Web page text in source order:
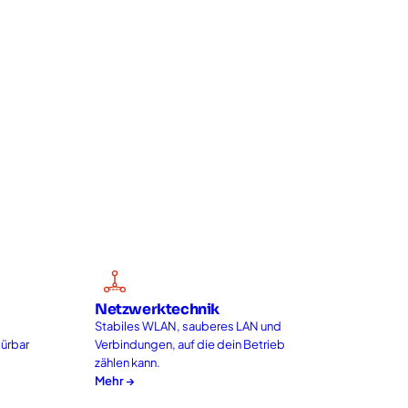
Netzwerktechnik
Stabiles WLAN, sauberes LAN und
Verbindungen, auf die dein Betrieb
zählen kann.
Mehr →